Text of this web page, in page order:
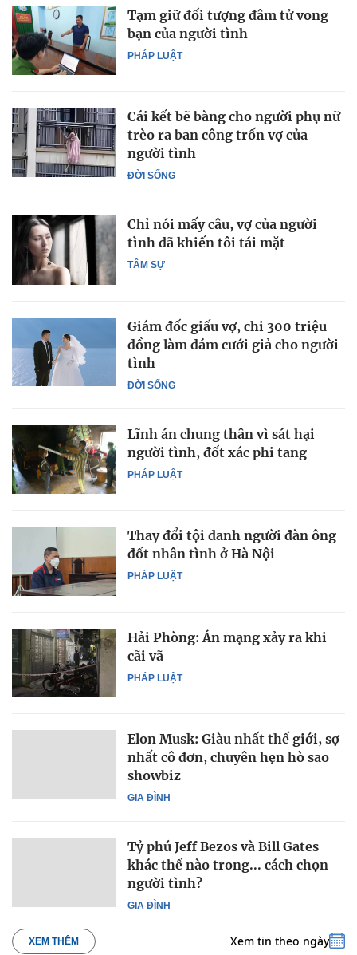
PHÁP LUẬT
Tạm giữ đối tượng đâm tử vong
bạn của người tình
ĐỜI SỐNG
Cái kết bẽ bàng cho người phụ nữ
trèo ra ban công trốn vợ của
người tình
TÂM SỰ
Chỉ nói mấy câu, vợ của người
tình đã khiến tôi tái mặt
ĐỜI SỐNG
Giám đốc giấu vợ, chi 300 triệu
đồng làm đám cưới giả cho người
tình
PHÁP LUẬT
Lĩnh án chung thân vì sát hại
người tình, đốt xác phi tang
PHÁP LUẬT
Thay đổi tội danh người đàn ông
đốt nhân tình ở Hà Nội
PHÁP LUẬT
Hải Phòng: Án mạng xảy ra khi
cãi vã
GIA ĐÌNH
Elon Musk: Giàu nhất thế giới, sợ
nhất cô đơn, chuyên hẹn hò sao
showbiz
GIA ĐÌNH
Tỷ phú Jeff Bezos và Bill Gates
khác thế nào trong... cách chọn
người tình?
XEM THÊM Xem tin theo ngày